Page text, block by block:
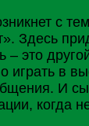
с
Здесь
– это
играть в
И
когда